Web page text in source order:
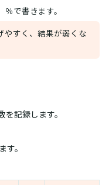
で書きます。
やすく、結果が弱くな
記録します。
。